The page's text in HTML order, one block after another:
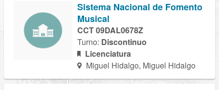
Sistema Nacional de Fomento
Musical
CCT 09DAL0678Z
Turno: Discontinuo
Licenciatura
Miguel Hidalgo, Miguel Hidalgo